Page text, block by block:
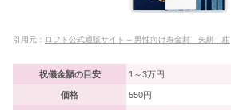
引用元： ロフト公式通販サイト – 男性向け寿金封 矢絣 紺
祝儀金額の目安 1～3万円
価格 550円